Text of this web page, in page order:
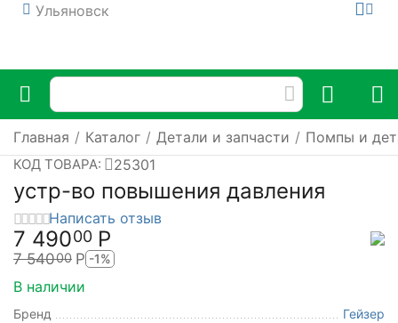
Ульяновск
Главная / Каталог / Детали и запчасти / Помпы и
КОД ТОВАРА: 25301
устр-во повышения давления
Написать отзыв
7 49000 Р
7 54000 Р -1%
В наличии
Бренд Гейзер